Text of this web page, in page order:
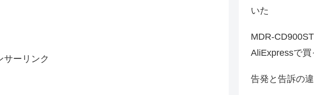
サーリンク
いた
MDR-
AliExpressで買
告発と告訴の